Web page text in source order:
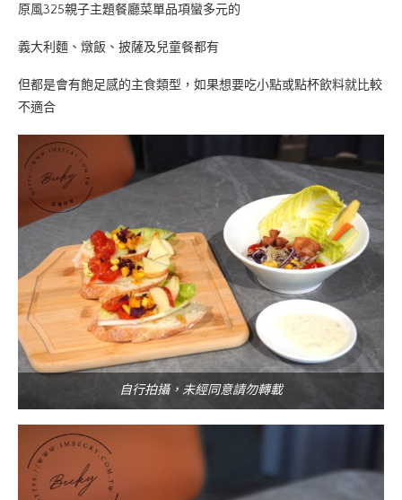
原風325親子主題餐廳菜單品項蠻多元的
義大利麵、燉飯、披薩及兒童餐都有
但都是會有飽足感的主食類型，如果想要吃小點或點杯飲料就比較
不適合
自行拍攝，未經同意請勿轉載